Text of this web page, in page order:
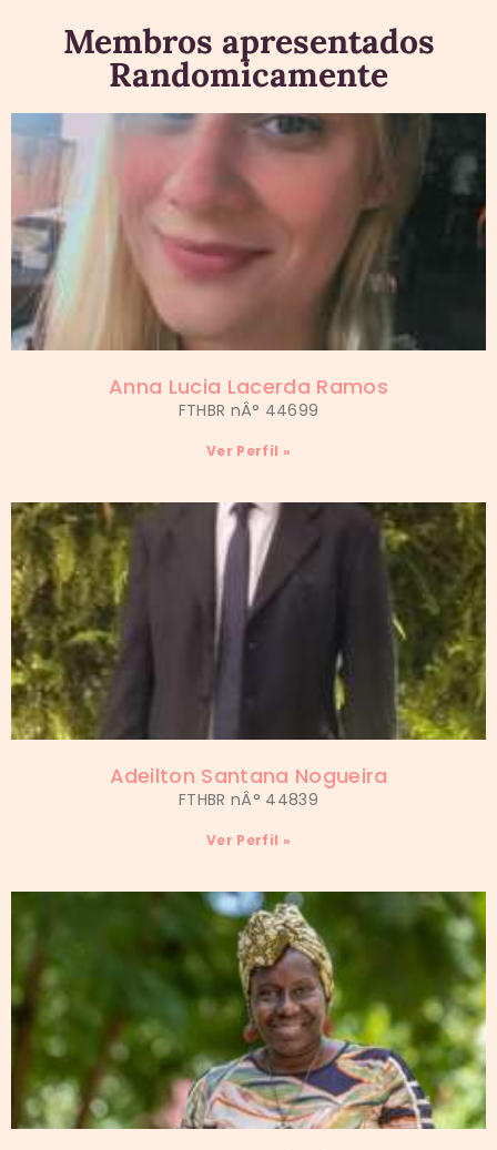
Membros apresentados
Randomicamente
Anna Lucia Lacerda Ramos
FTHBR nÂ° 44699
Ver Perfil »
Adeilton Santana Nogueira
FTHBR nÂ° 44839
Ver Perfil »